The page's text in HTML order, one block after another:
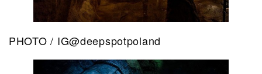
PHOTO / IG@deepspotpoland